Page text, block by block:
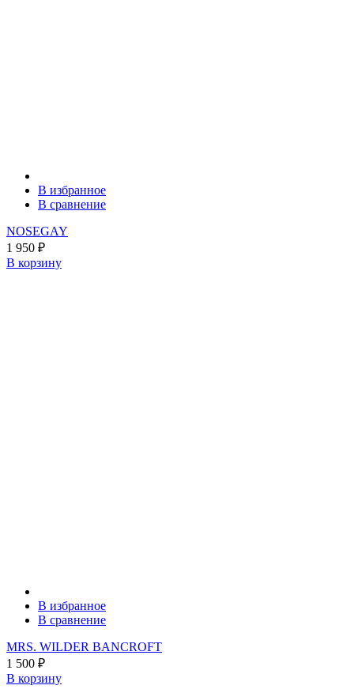
В избранное
В сравнение
NOSEGAY
1 950 ₽
В корзину
В избранное
В сравнение
MRS. WILDER BANCROFT
1 500 ₽
В корзину